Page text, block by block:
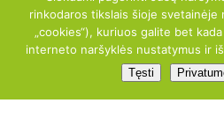
FACEBOOK
INFO@CEMENTAS.LT
rinkodaros tikslais šioje svetainėje
„cookies“), kuriuos galite bet
interneto naršyklės nustatymus ir
Tęsti